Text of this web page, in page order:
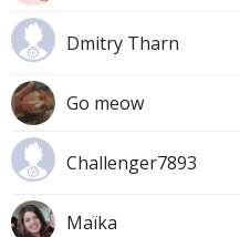
Dmitry Tharn
Go meow
Challenger7893
Maïka